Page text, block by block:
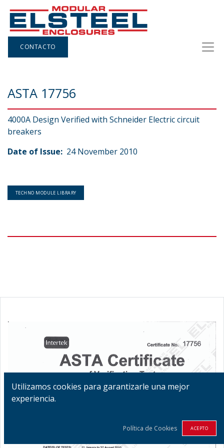
CONTACTO
ASTA 17756
4000A Design Verified with Schneider Electric circuit
breakers
Date of Issue: 24 November 2010
TECHNO MODULE LIBRARY
Utilizamos cookies para garantizarle una mejor
experiencia.
Política de Cookies ACEPTO